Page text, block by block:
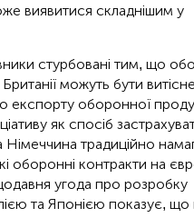
виявитися складнішим у
стурбовані тим, що
можуть бути
оборонної
як спосіб
Німеччина традиційно
оборонні контракти на
угода про розробку
та Японією показує, що